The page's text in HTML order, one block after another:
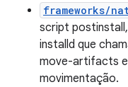
frameworks/
script
installd que
move-artifacts
movimentação.